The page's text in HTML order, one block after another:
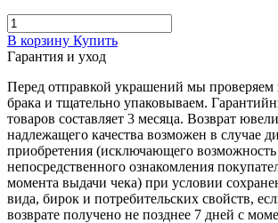
В корзину Купить
Гарантия и уход
Перед отправкой украшений мы проверяем
брака и тщательно упаковываем.
товаров составляет 3 месяца. Возврат
надлежащего качества возможен в случае
приобретения (исключающего возможность
непосредственного ознакомления
момента выдачи чека) при условии
вида, бирок и потребительских свойств,
возврате получено не позднее 7 дней с